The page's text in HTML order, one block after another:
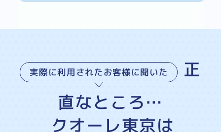
実際に利用されたお客様に聞いた
正
直なところ…
クオーレ東京は